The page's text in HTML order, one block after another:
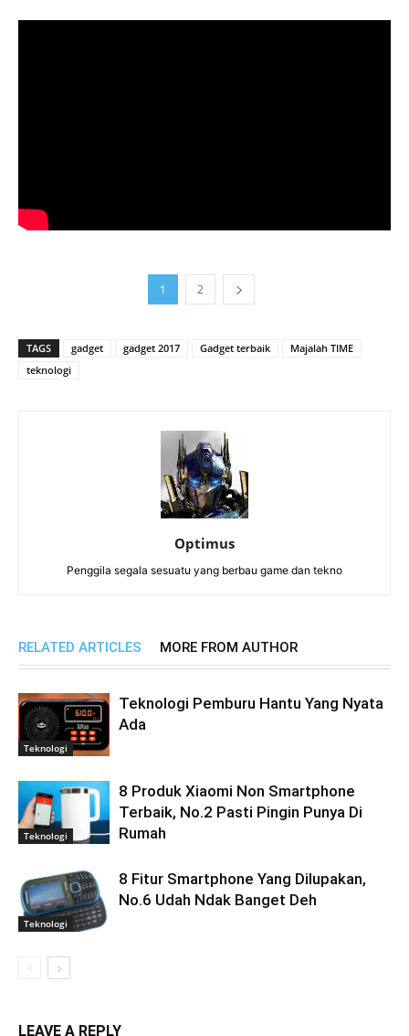
1 2
TAGS gadget gadget 2017 Gadget terbaik
Majalah TIME
teknologi
Optimus
Penggila segala sesuatu yang berbau game dan tekno
RELATED ARTICLES MORE FROM AUTHOR
Teknologi
Teknologi Pemburu Hantu Yang Nyata
Ada
Teknologi
8 Produk Xiaomi Non Smartphone
Terbaik, No.2 Pasti Pingin Punya Di
Rumah
Teknologi
8 Fitur Smartphone Yang Dilupakan,
No.6 Udah Ndak Banget Deh
LEAVE A REPLY